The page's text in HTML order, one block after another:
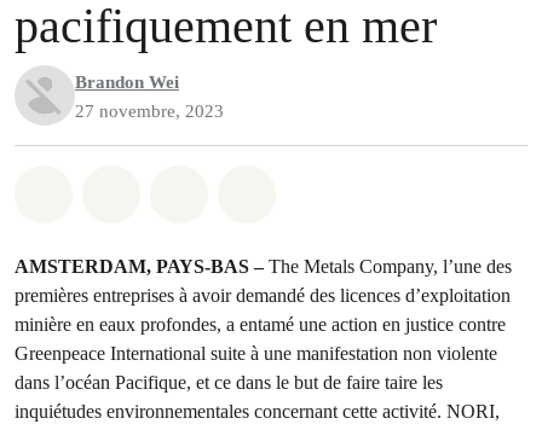
pacifiquement en mer
Brandon Wei
27 novembre, 2023
AMSTERDAM, PAYS-BAS –The Metals Company, l’une des
premières entreprises à avoir demandé des licences d’exploitation
minière en eaux profondes, a entamé une action en justice contre
Greenpeace International suite à une manifestation non violente
dans l’océan Pacifique, et ce dans le but de faire taire les
inquiétudes environnementales concernant cette activité. NORI,